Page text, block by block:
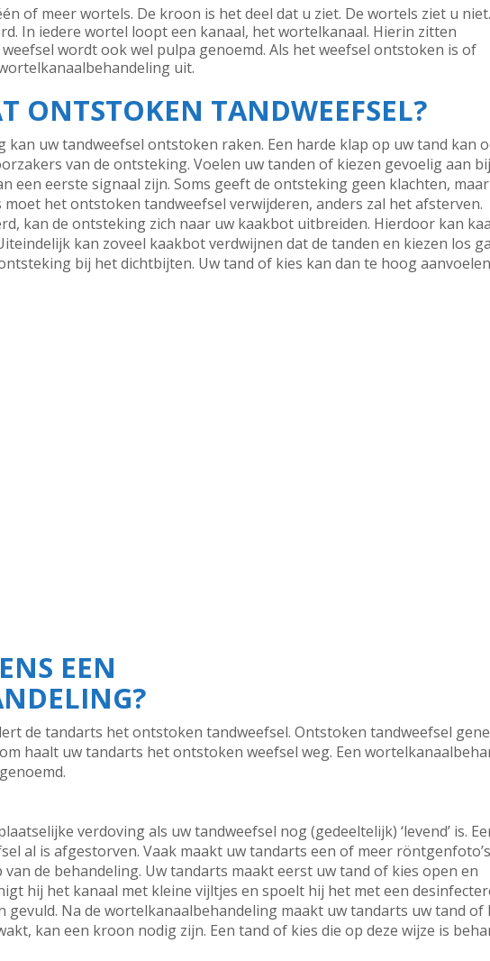
of meer wortels. De kroon is het deel dat u ziet. De wortels ziet u
In iedere wortel loopt een kanaal, het wortelkanaal. Hierin zitten
wordt ook wel pulpa genoemd. Als het weefsel ontstoken is of
uit.
ONTSTOKEN TANDWEEFSEL?
uw tandweefsel ontstoken raken. Een harde klap op uw tand kan
van de ontsteking. Voelen uw tanden of kiezen gevoelig aan
een eerste signaal zijn. Soms geeft de ontsteking geen klachten,
het ontstoken tandweefsel verwijderen, anders zal het afsterven.
kan de ontsteking zich naar uw kaakbot uitbreiden. Hierdoor kan
kan zoveel kaakbot verdwijnen dat de tanden en kiezen los
bij het dichtbijten. Uw tand of kies kan dan te hoog
EEN
de tandarts het ontstoken tandweefsel. Ontstoken tandweefsel
haalt uw tandarts het ontstoken weefsel weg. Een
verdoving als uw tandweefsel nog (gedeeltelijk) ‘levend’ is.
al is afgestorven. Vaak maakt uw tandarts een of meer
de behandeling. Uw tandarts maakt eerst uw tand of kies open en
hij het kanaal met kleine vijltjes en spoelt hij het met een
Na de wortelkanaalbehandeling maakt uw tandarts uw tand of
kan een kroon nodig zijn. Een tand of kies die op deze wijze is